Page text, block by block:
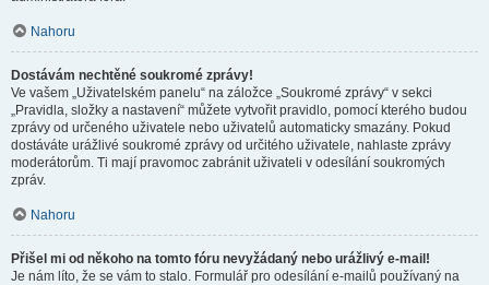
Nahoru
Dostávám nechtěné soukromé zprávy!
Ve vašem „Uživatelském panelu“ na záložce „Soukromé zprávy“ v sekci
„Pravidla, složky a nastavení“ můžete vytvořit pravidlo, pomocí kterého budou
zprávy od určeného uživatele nebo uživatelů automaticky smazány. Pokud
dostáváte urážlivé soukromé zprávy od určitého uživatele, nahlaste zprávy
moderátorům. Ti mají pravomoc zabránit uživateli v odesílání soukromých
zpráv.
Nahoru
Přišel mi od někoho na tomto fóru nevyžádaný nebo urážlivý e-mail!
Je nám líto, že se vám to stalo. Formulář pro odesílání e-mailů používaný na